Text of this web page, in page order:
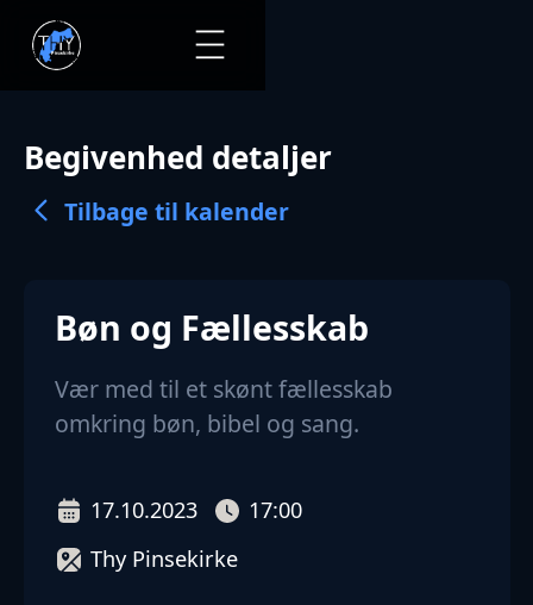
Begivenhed detaljer
Tilbage til kalender
Bøn og Fællesskab
Vær med til et skønt fællesskab
omkring bøn, bibel og sang.
17.10.2023
17:00
Thy Pinsekirke